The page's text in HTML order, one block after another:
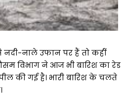
नदी-नाले उफान पर हैं तो कहीं
विभाग ने आज भी बारिश का रेड
की गई है। भारी बारिश के चलते